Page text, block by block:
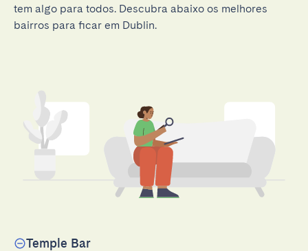
tem algo para todos. Descubra abaixo os melhores
bairros para ficar em Dublin.
Temple Bar